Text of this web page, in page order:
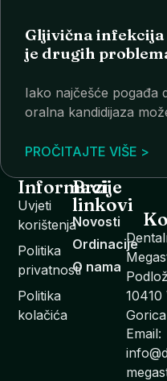
Gljivična
je drugih
Iako najčešće pogađa
oralna kandidijaza
PROČITAJTE VIŠE >
Informacije
Uvjeti
korištenja
Politika
privatnosti
Politika
kolačića
Brzi
linkovi
Novosti
Ordinacije
O nama
10410
Gorica
Email: